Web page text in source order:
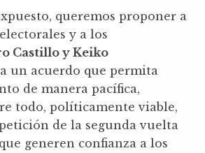
queremos proponer a
y a los
Castillo y Keiko
un acuerdo que permita
de manera pacífica,
todo, políticamente viable,
de la segunda vuelta
generen confianza a los